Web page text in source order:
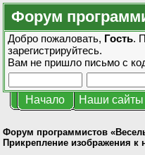
Форум
Добро пожаловать, Гость.
зарегистрируйтесь.
Вам не пришло письмо с
Начало Наши сайты
Форум программистов
Прикрепление изображения к